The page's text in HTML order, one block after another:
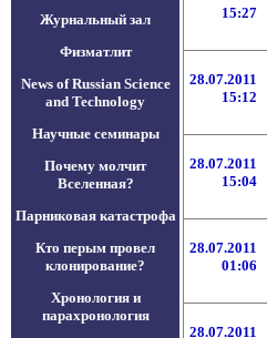
Журнальный зал
Физматлит
News of Russian Science
and Technology
Научные семинары
Почему молчит
Вселенная?
Парниковая катастрофа
Кто перым провел
клонирование?
Хронология и
парахронология
15:27
28.07.2011
15:12
28.07.2011
15:04
28.07.2011
01:06
28.07.2011